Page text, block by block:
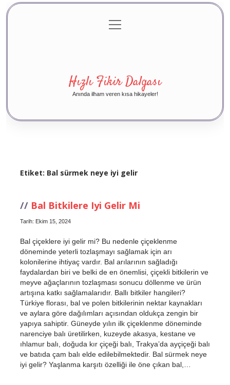
Gizlilik Politikası
menüyü
aç
Hızlı Fikir Dalgası
Anında ilham veren kısa hikayeler!
Etiket: Bal sürmek neye iyi gelir
Bal Bitkilere Iyi Gelir Mi
Tarih: Ekim 15, 2024
Bal çiçeklere iyi gelir mi? Bu nedenle çiçeklenme
döneminde yeterli tozlaşmayı sağlamak için arı
kolonilerine ihtiyaç vardır. Bal arılarının sağladığı
faydalardan biri ve belki de en önemlisi, çiçekli bitkilerin ve
meyve ağaçlarının tozlaşması sonucu döllenme ve ürün
artışına katkı sağlamalarıdır. Ballı bitkiler hangileri?
Türkiye florası, bal ve polen bitkilerinin nektar kaynakları
ve aylara göre dağılımları açısından oldukça zengin bir
yapıya sahiptir. Güneyde yılın ilk çiçeklenme döneminde
narenciye balı üretilirken, kuzeyde akasya, kestane ve
ıhlamur balı, doğuda kır çiçeği balı, Trakya’da ayçiçeği balı
ve batıda çam balı elde edilebilmektedir. Bal sürmek neye
iyi gelir? Yaşlanma karşıtı özelliği ile öne çıkan bal,…